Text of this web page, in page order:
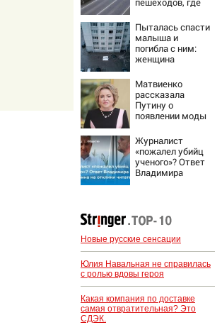
минимум восемь
человек
06/08/2026 –
Новости
Пыталась спасти
малыша и
погибла с ним:
женщина
насмерть на
глазах у детей
06/08/2026 –
Новости
Матвиенко
рассказала
Путину о
появлении моды
у российских
студентов
Журналист
«пожалел убийц
ученого»? Ответ
Владимира
Новые русские сенсации
Юлия Навальная не справилась
с ролью вдовы героя
Какая компания по доставке
самая отвратительная? Это
СДЭК.